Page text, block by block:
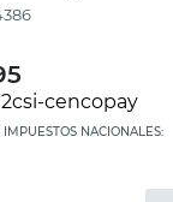
IMPUESTOS NACIONALES: